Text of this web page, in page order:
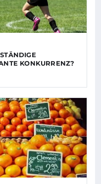
KONKURRENZ?